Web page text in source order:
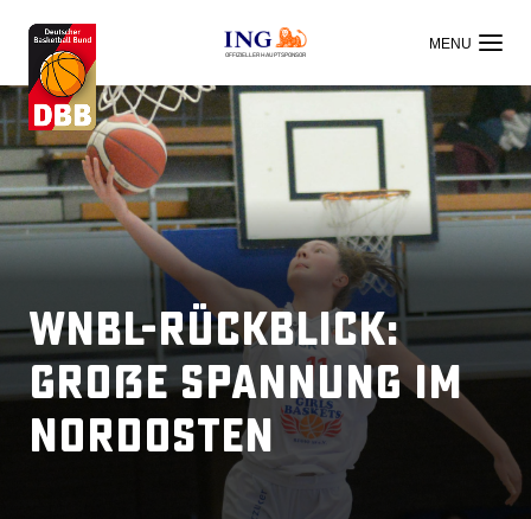
OFFIZIELLER HAUPTSPONSOR
WNBL-Rückblick:
Große Spannung im
Nordosten